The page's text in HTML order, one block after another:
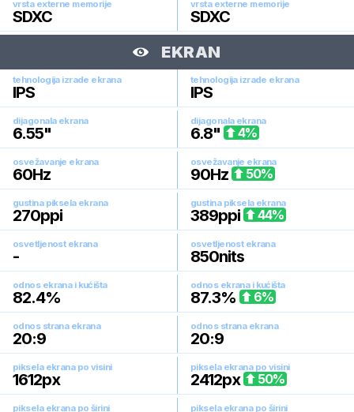
vrsta externe memorije
SDXC
vrsta externe memorije
SDXC
EKRAN
tehnologija izrade ekrana
IPS
tehnologija izrade ekrana
IPS
dijagonala ekrana
6.55"
dijagonala ekrana
6.8" 4%
osvežavanje ekrana
60Hz
osvežavanje ekrana
90Hz 50%
gustina piksela ekrana
270ppi
gustina piksela ekrana
389ppi 44%
osvetljenost ekrana
-
osvetljenost ekrana
850nits
odnos ekrana i kućišta
82.4%
odnos ekrana i kućišta
87.3% 6%
odnos strana ekrana
20:9
odnos strana ekrana
20:9
piksela ekrana po visini
1612px
piksela ekrana po visini
2412px 50%
piksela ekrana po širini piksela ekrana po širini